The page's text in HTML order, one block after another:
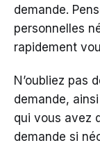
demande.
personnelles
rapidement
N’oubliez pas
demande,
qui vous avez
demande si